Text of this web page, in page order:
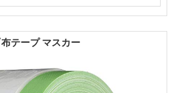
テープ マスカー